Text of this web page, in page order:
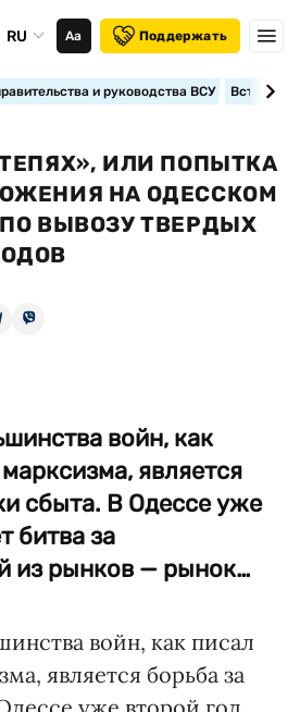
RU Аа Поддержать
и руководства ВСУ
ИЛИ ПОПЫТКА
НА ОДЕССКОМ
ВЫВОЗУ ТВЕРДЫХ
войн, как
является
сбыта. В Одессе уже
битва за
из рынков — рынок…
войн, как писал
является борьба за